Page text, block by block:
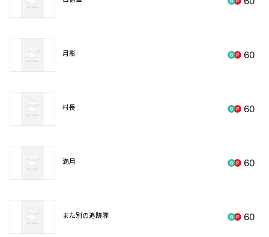
月影 60
村長 60
満月 60
また別の追跡隊 60